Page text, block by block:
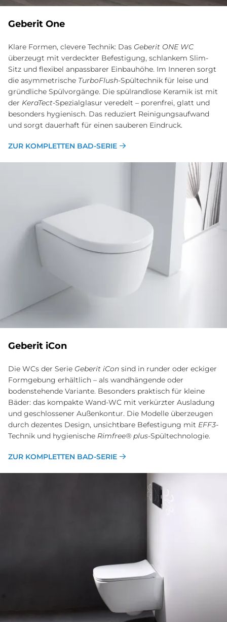
Ge­be­rit One
Klare Formen, clevere Technik: Das Geberit ONE WC
überzeugt mit verdeckter Befestigung, schlankem Slim-
Sitz und flexibel anpassbarer Einbauhöhe. Im Inneren sorgt
die asymmetrische TurboFlush-Spültechnik für leise und
gründliche Spülvorgänge. Die spülrandlose Keramik ist mit
der KeraTect-Spezialglasur veredelt – porenfrei, glatt und
besonders hygienisch. Das reduziert Reinigungsaufwand
und sorgt dauerhaft für einen sauberen Eindruck.
ZUR KOMPLETTEN BAD-SERIE
Ge­be­rit iCon
Die WCs der Serie Geberit iCon sind in runder oder eckiger
Formgebung erhältlich – als wandhängende oder
bodenstehende Variante. Besonders praktisch für kleine
Bäder: das kompakte Wand-WC mit verkürzter Ausladung
und geschlossener Außenkontur. Die Modelle überzeugen
durch dezentes Design, unsichtbare Befestigung mit EFF3-
Technik und hygienische Rimfree® plus-Spültechnologie.
ZUR KOMPLETTEN BAD-SERIE